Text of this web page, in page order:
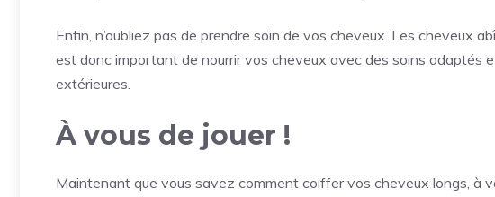
Enfin, n’oubliez pas de prendre soin de vos cheveux. Les cheveux
est donc important de nourrir vos cheveux avec des soins adaptés
extérieures.
À vous de jouer !
Maintenant que vous savez comment coiffer vos cheveux longs, à